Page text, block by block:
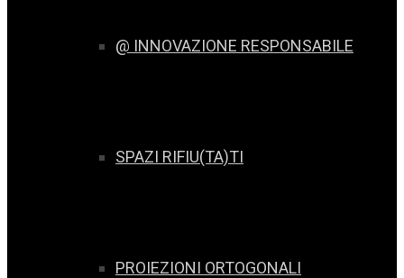
@ INNOVAZIONE RESPONSABILE
SPAZI RIFIU(TA)TI
PROIEZIONI ORTOGONALI